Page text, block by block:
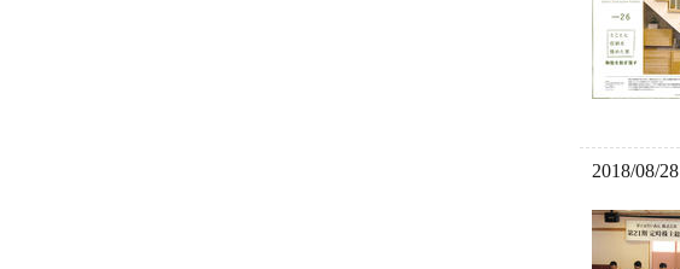
2018/08/28